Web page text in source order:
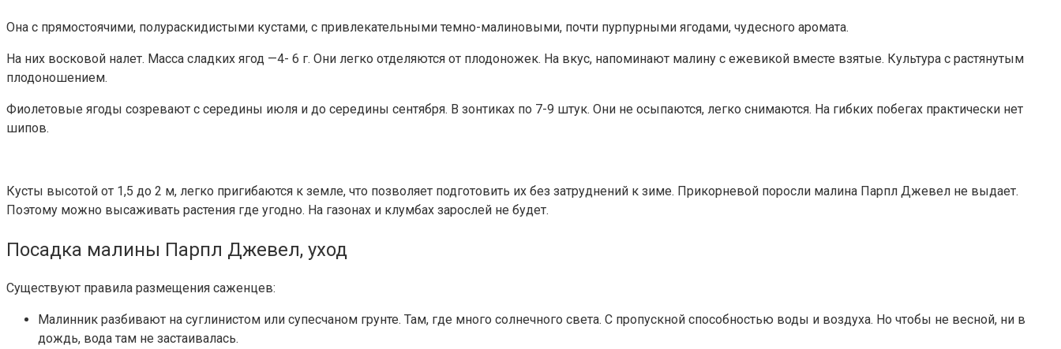
Она с прямостоячими, полураскидистыми кустами, с привлекательными темно-малиновыми, почти пурпурными ягодами, чудесного аромата.
На них восковой налет. Масса сладких ягод —4- 6 г. Они легко отделяются от плодоножек. На вкус, напоминают малину с ежевикой вместе взятые. Культура с растянутым
плодоношением.
Фиолетовые ягоды созревают с середины июля и до середины сентября. В зонтиках по 7-9 штук. Они не осыпаются, легко снимаются. На гибких побегах практически нет
шипов.
Кусты высотой от 1,5 до 2 м, легко пригибаются к земле, что позволяет подготовить их без затруднений к зиме. Прикорневой поросли малина Парпл Джевел не выдает.
Поэтому можно высаживать растения где угодно. На газонах и клумбах зарослей не будет.
Посадка малины Парпл Джевел, уход
Существуют правила размещения саженцев:
Малинник разбивают на суглинистом или супесчаном грунте. Там, где много солнечного света. С пропускной способностью воды и воздуха. Но чтобы не весной, ни в
дождь, вода там не застаивалась.